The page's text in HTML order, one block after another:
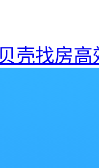
贝壳找房